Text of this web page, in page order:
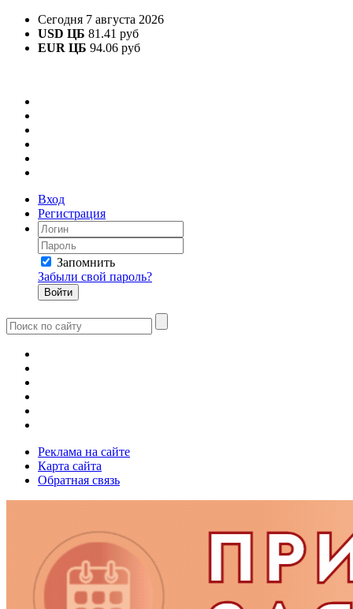
Сегодня 7 августа 2026
USD ЦБ 81.41 руб
EUR ЦБ 94.06 руб
Вход
Регистрация
Запомнить
Забыли свой пароль?
Реклама на сайте
Карта сайта
Обратная связь